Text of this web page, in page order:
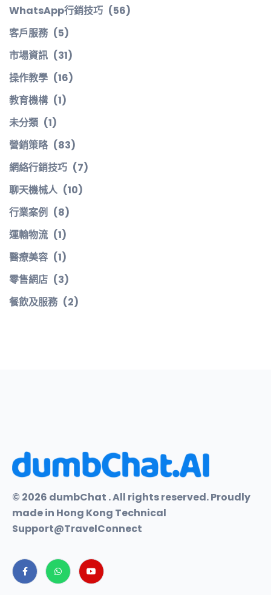
WhatsApp行銷技巧 (56)
客戶服務 (5)
市場資訊 (31)
操作教學 (16)
教育機構 (1)
未分類 (1)
營銷策略 (83)
網絡行銷技巧 (7)
聊天機械人 (10)
行業案例 (8)
運輸物流 (1)
醫療美容 (1)
零售網店 (3)
餐飲及服務 (2)
© 2026 dumbChat . All rights reserved. Proudly
made in Hong Kong Technical
Support@TravelConnect